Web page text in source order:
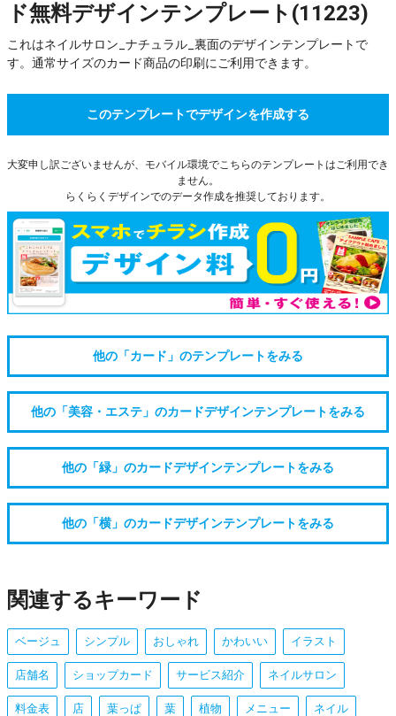
ド無料デザインテンプレート(11223)
これはネイルサロン_ナチュラル_裏面のデザインテンプレートで
す。通常サイズのカード商品の印刷にご利用できます。
このテンプレートでデザインを作成する
大変申し訳ございませんが、モバイル環境でこちらのテンプレートはご利用でき
ません。
らくらくデザインでのデータ作成を推奨しております。
他の「カード」のテンプレートをみる
他の「美容・エステ」のカードデザインテンプレートをみる
他の「緑」のカードデザインテンプレートをみる
他の「横」のカードデザインテンプレートをみる
関連するキーワード
ベージュ シンプル おしゃれ かわいい イラスト
店舗名 ショップカード サービス紹介 ネイルサロン
料金表 店 葉っぱ 葉 植物 メニュー ネイル